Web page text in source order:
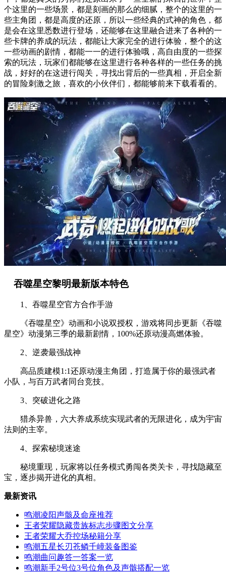
个这里的一些场景，都是刻画的那么的细腻，整个的这里的一
些主角团，都是高度的还原，所以一些经典的式神的角色，都
是会在这里悉数进行登场，还能够在这里融合进来了各种的一
些卡牌的养成的玩法，都能让大家完全的进行体验，整个的这
一些动画的剧情，都能一一的进行体验哦，高自由度的一些探
索的玩法，玩家们都能够在这里进行各种各样的一些任务的挑
战，好好的在这进行闯关，寻找出背后的一些真相，开启全新
的冒险刺激之旅，喜欢的小伙伴们，都能够前来下载看看的。
吞噬星空黎明最新版本特色
1、吞噬星空官方合作手游
《吞噬星空》动画和小说双授权，游戏将同步更新《吞噬
星空》动漫第三季的最新剧情，100%还原动漫高燃体验。
2、逆袭最强战神
高品质建模1:1还原动漫主角团，打造属于你的最强武者
小队，与百万武者同台竞技。
3、突破进化之路
猎杀异兽，六大养成系统实现武者的无限进化，成为宇宙
法则的主宰。
4、探索秘境迷途
秘境重现，玩家将以任务模式勇闯各类关卡，寻找隐藏至
宝，逐步揭开进化的真相。
最新资讯
鸣潮凌阳声骸及命座推荐
王者荣耀隐藏贵族标志步骤图文分享
王者荣耀大乔控场秘籍分享
鸣潮五星长刃苍鳞千嶂装备图鉴
鸣潮曲问趣答一答案一览
鸣潮新手2号位3号位角色及声骸搭配一览